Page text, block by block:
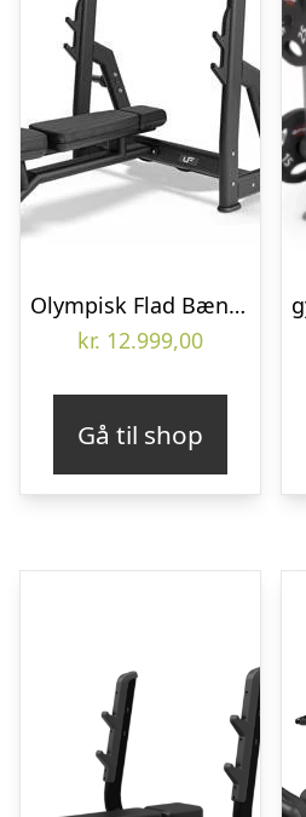
Olympisk Flad Bænkpres fra UpForm (Skaffevare)
kr. 12.999,00
Gå til shop